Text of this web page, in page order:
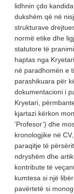
lidhnin çdo
dukshëm që në
strukturave
normë etike dhe
statutore të
haptas nga
në paradhomën e
parashikuara për
dokumentacioni i
Kryetari,
kjartazi kërkon
‘Profesor’) dhe
kronologjike në
paraqitje të
ndryshëm dhe
kontribute të
kumtesa si një
pavërtetë si